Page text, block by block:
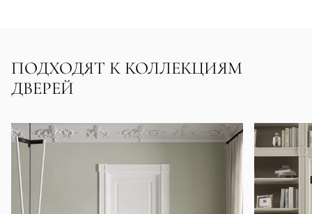
ПОДХОДЯТ К КОЛЛЕКЦИЯМ
ДВЕРЕЙ